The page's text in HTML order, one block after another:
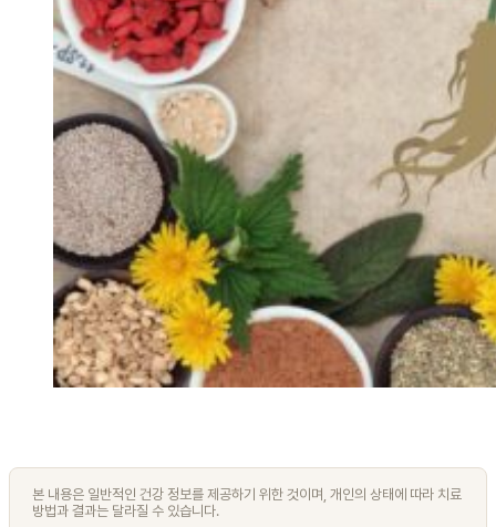
본 내용은 일반적인 건강 정보를 제공하기 위한 것이며, 개인의 상태에 따라 치료
방법과 결과는 달라질 수 있습니다.